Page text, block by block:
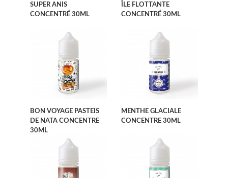
SUPER ANIS
CONCENTRÉ 30ML
ÎLE FLOTTANTE
CONCENTRÉ 30ML
BON VOYAGE PASTEIS
DE NATA CONCENTRE
30ML
MENTHE GLACIALE
CONCENTRE 30ML